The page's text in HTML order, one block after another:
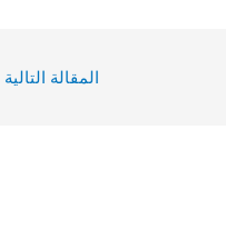
المقالة التالية